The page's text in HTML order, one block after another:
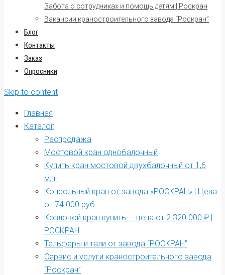
Забота о сотрудниках и помощь детям | Роскран
Вакансии краностроительного завода “Роскран”
Блог
Контакты
Заказ
Опросники
Skip to content
Главная
Каталог
Распродажа
Мостовой кран однобалочный
Купить кран мостовой двухбалочный от 1,6
млн
Консольный кран от завода «РОСКРАН» | Цена
от 74 000 руб.
Козловой кран купить — цена от 2 320 000 ₽ |
РОСКРАН
Тельферы и тали от завода “РОСКРАН”
Сервис и услуги краностроительного завода
“Роскран”